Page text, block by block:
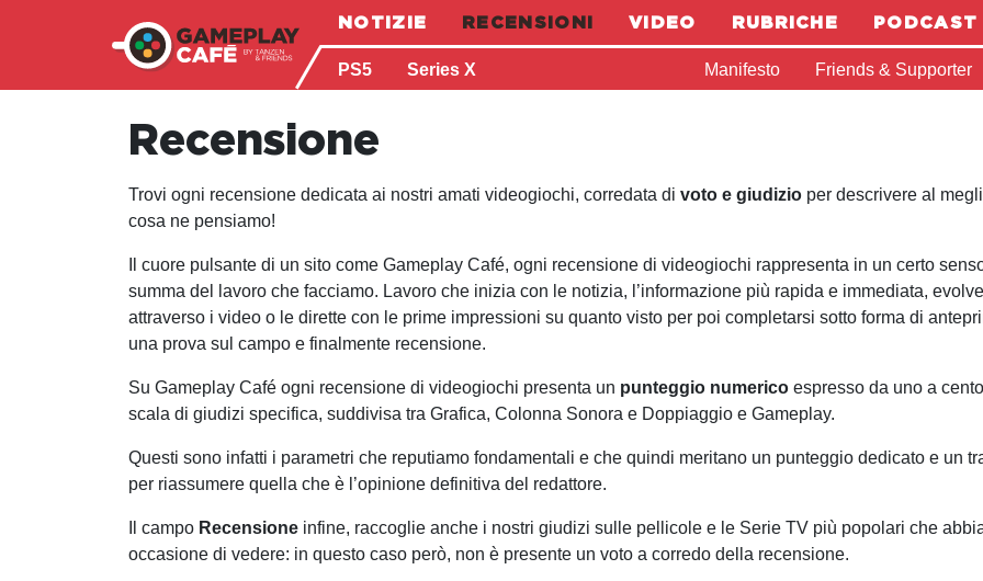
NOTIZIE RECENSIONI VIDEO RUBRICHE PODCAST
PS5 Series X Manifesto Friends & Supporter
Recensione
Trovi ogni recensione dedicata ai nostri amati videogiochi, corredata di voto e giudizio per descrivere al
cosa ne pensiamo!
Il cuore pulsante di un sito come Gameplay Café, ogni recensione di videogiochi rappresenta in un certo
summa del lavoro che facciamo. Lavoro che inizia con le notizia, l’informazione più rapida e immediata, evolve
attraverso i video o le dirette con le prime impressioni su quanto visto per poi completarsi sotto forma di
una prova sul campo e finalmente recensione.
Su Gameplay Café ogni recensione di videogiochi presenta un punteggio numerico espresso da uno a
scala di giudizi specifica, suddivisa tra Grafica, Colonna Sonora e Doppiaggio e Gameplay.
Questi sono infatti i parametri che reputiamo fondamentali e che quindi meritano un punteggio dedicato e un
per riassumere quella che è l’opinione definitiva del redattore.
Il campo Recensione infine, raccoglie anche i nostri giudizi sulle pellicole e le Serie TV più popolari che
occasione di vedere: in questo caso però, non è presente un voto a corredo della recensione.